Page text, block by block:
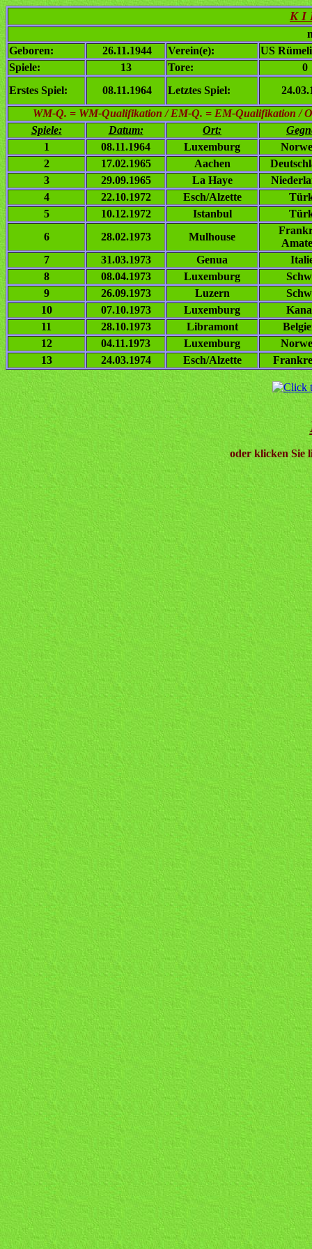
K I
Geboren:
26.11.1944 Verein(e):
US
Spiele:
13 Tore:
0
Erstes Spiel:
08.11.1964 Letztes Spiel:
WM-Q. = WM-Qualifikation / EM-Q. = EM-Qualifikation /
Spiele:
Datum: Ort:
1
08.11.1964 Luxemburg
2
17.02.1965 Aachen
3
29.09.1965 La Haye
4
22.10.1972 Esch/Alzette
5
10.12.1972 Istanbul
6
28.02.1973 Mulhouse
7
31.03.1973 Genua
8
08.04.1973 Luxemburg
9
26.09.1973 Luzern
10
07.10.1973 Luxemburg
11
28.10.1973 Libramont
12
04.11.1973 Luxemburg
13
24.03.1974 Esch/Alzette
oder klicken Sie